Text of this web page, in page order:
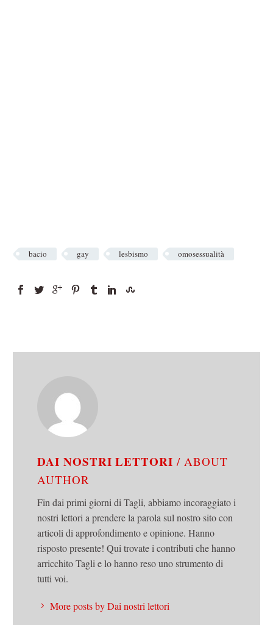
bacio gay lesbismo omosessualità
DAI NOSTRI LETTORI/ ABOUT
AUTHOR
Fin dai primi giorni di Tagli, abbiamo incoraggiato i
nostri lettori a prendere la parola sul nostro sito con
articoli di approfondimento e opinione. Hanno
risposto presente! Qui trovate i contributi che hanno
arricchito Tagli e lo hanno reso uno strumento di
tutti voi.
More posts by Dai nostri lettori